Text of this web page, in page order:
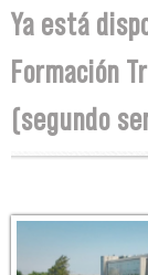
You are here
Ya está
Formación
(segundo